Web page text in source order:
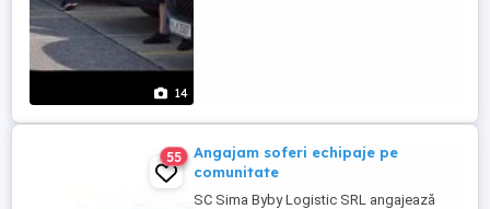
14
55
Angajam soferi echipaje pe
comunitate
SC Sima Byby Logistic SRL angajează